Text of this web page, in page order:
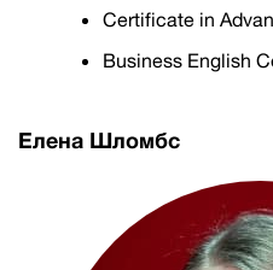
Certificate in
Business English
Елена Шломбс